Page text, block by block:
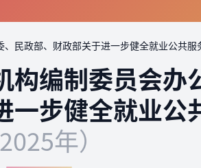
民政部、财政部关于进一步健全就业公共服
编制委员会办
步健全就业公
2025年）